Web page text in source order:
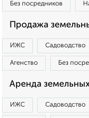
Без посредников
Продажа
ИЖС Садоводство
Агенство Без
Аренда
ИЖС Садоводство